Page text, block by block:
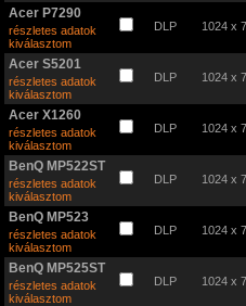
Acer P7290
részletes adatok
kiválasztom
DLP 1024 x
Acer S5201
részletes adatok
kiválasztom
DLP 1024 x
Acer X1260
részletes adatok
kiválasztom
DLP 1024 x
BenQ MP522ST
részletes adatok
kiválasztom
DLP 1024 x
BenQ MP523
részletes adatok
kiválasztom
DLP 1024 x
BenQ MP525ST
részletes adatok
kiválasztom
DLP 1024 x